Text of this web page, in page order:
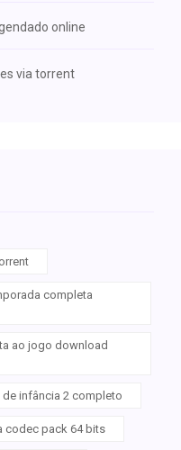
online
via torrent
completa
ao jogo download
de infância 2 completo
codec pack 64 bits